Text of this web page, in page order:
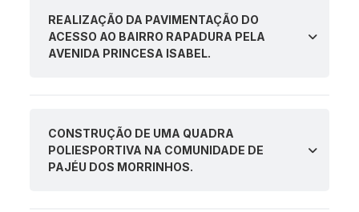
REALIZAÇÃO DA PAVIMENTAÇÃO DO
ACESSO AO BAIRRO RAPADURA PELA
AVENIDA PRINCESA ISABEL.
CONSTRUÇÃO DE UMA QUADRA
POLIESPORTIVA NA COMUNIDADE DE
PAJÉU DOS MORRINHOS.